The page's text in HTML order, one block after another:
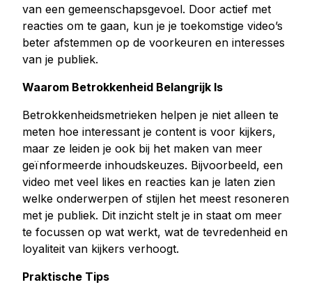
van een gemeenschapsgevoel. Door actief met
reacties om te gaan, kun je je toekomstige video’s
beter afstemmen op de voorkeuren en interesses
van je publiek.
Waarom Betrokkenheid Belangrijk Is
Betrokkenheidsmetrieken helpen je niet alleen te
meten hoe interessant je content is voor kijkers,
maar ze leiden je ook bij het maken van meer
geïnformeerde inhoudskeuzes. Bijvoorbeeld, een
video met veel likes en reacties kan je laten zien
welke onderwerpen of stijlen het meest resoneren
met je publiek. Dit inzicht stelt je in staat om meer
te focussen op wat werkt, wat de tevredenheid en
loyaliteit van kijkers verhoogt.
Praktische Tips